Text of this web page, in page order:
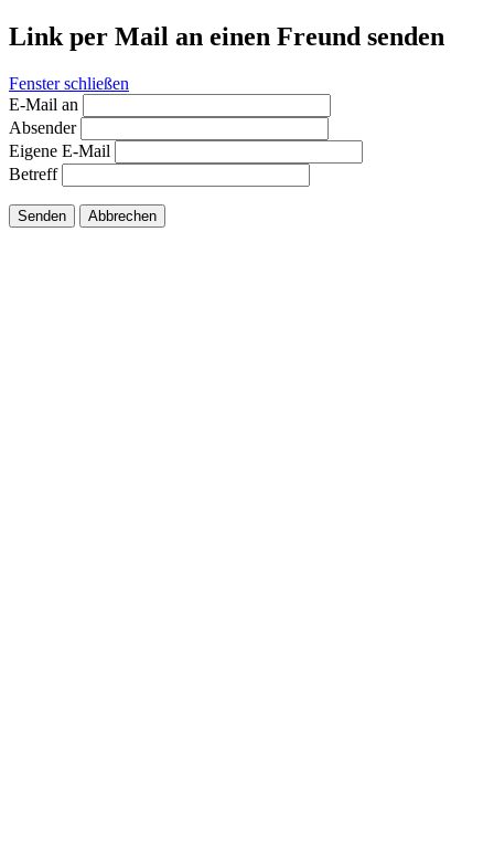
Link per Mail an einen Freund senden
Fenster schließen
E-Mail an
Absender
Eigene E-Mail
Betreff
Senden Abbrechen